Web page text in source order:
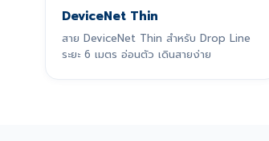
DeviceNet Thin
สาย DeviceNet Thin สำหรับ Drop Line
ระยะ 6 เมตร อ่อนตัว เดินสายง่าย